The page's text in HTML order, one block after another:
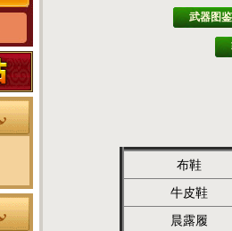
武器图鉴
布鞋
牛皮鞋
晨露履